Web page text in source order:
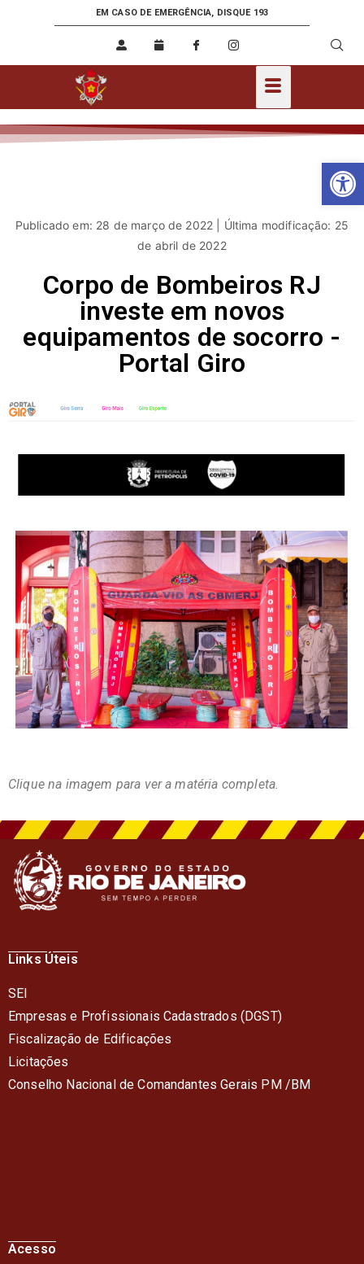
EM CASO DE EMERGÊNCIA, DISQUE 193
Publicado em: 28 de março de 2022 | Última modificação: 25
de abril de 2022
Corpo de Bombeiros RJ
investe em novos
equipamentos de socorro -
Portal Giro
Clique na imagem para ver a matéria completa.
Links Úteis
SEI
Empresas e Profissionais Cadastrados (DGST)
Fiscalização de Edificações
Licitações
Conselho Nacional de Comandantes Gerais PM /BM
Acesso